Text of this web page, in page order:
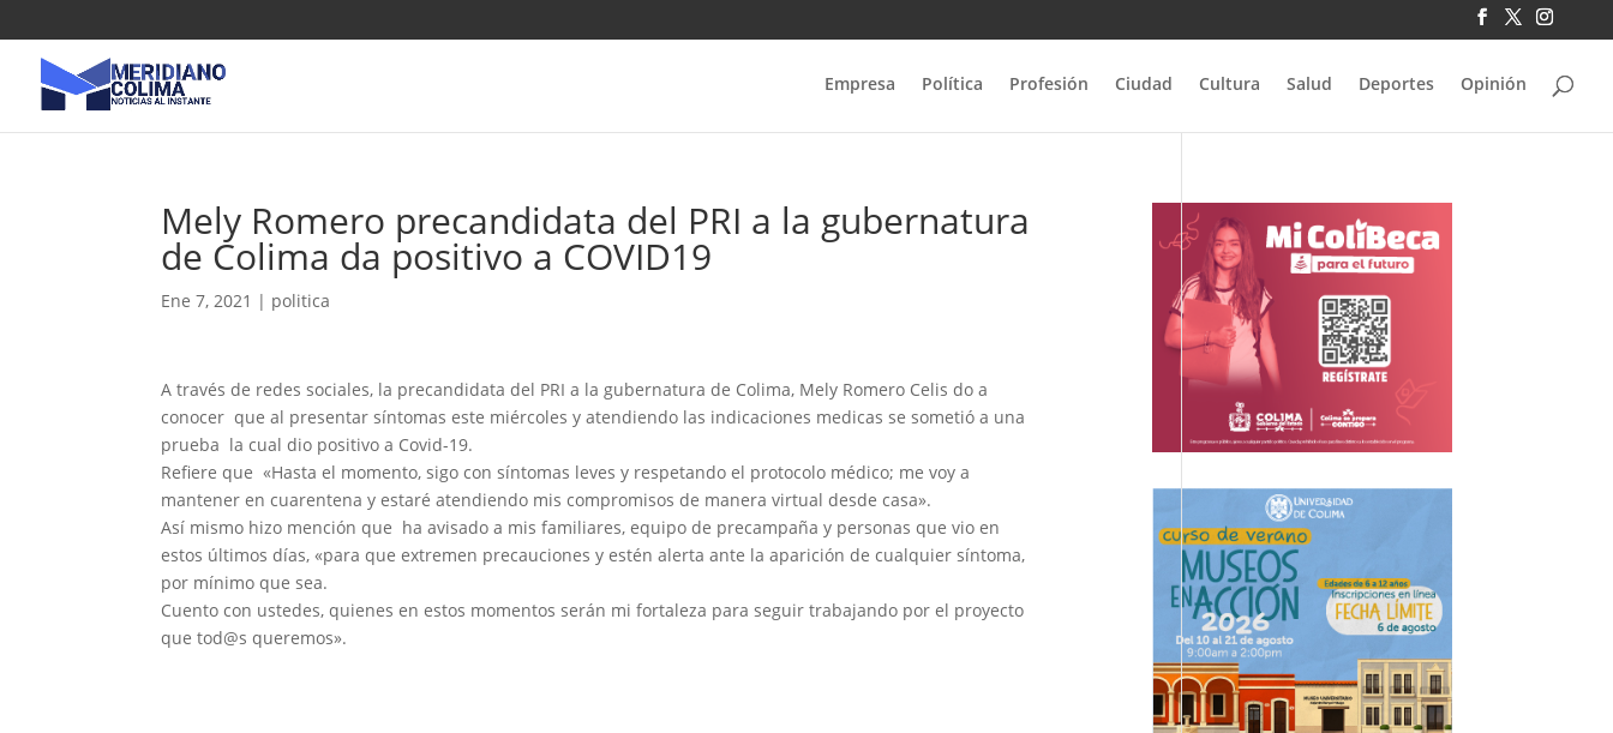
Empresa Política Profesión Ciudad Cultura Salud Deportes Opinión
Mely Romero precandidata del PRI a la gubernatura
de Colima da positivo a COVID19
Ene 7, 2021 | politica
A través de redes sociales, la precandidata del PRI a la gubernatura de Colima, Mely Romero Celis do a
conocer que al presentar síntomas este miércoles y atendiendo las indicaciones medicas se sometió a una
prueba la cual dio positivo a Covid-19.
Refiere que «Hasta el momento, sigo con síntomas leves y respetando el protocolo médico; me voy a
mantener en cuarentena y estaré atendiendo mis compromisos de manera virtual desde casa».
Así mismo hizo mención que ha avisado a mis familiares, equipo de precampaña y personas que vio en
estos últimos días, «para que extremen precauciones y estén alerta ante la aparición de cualquier síntoma,
por mínimo que sea.
Cuento con ustedes, quienes en estos momentos serán mi fortaleza para seguir trabajando por el proyecto
que tod@s queremos».